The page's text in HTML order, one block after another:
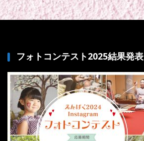
フォトコンテスト2025結果発表